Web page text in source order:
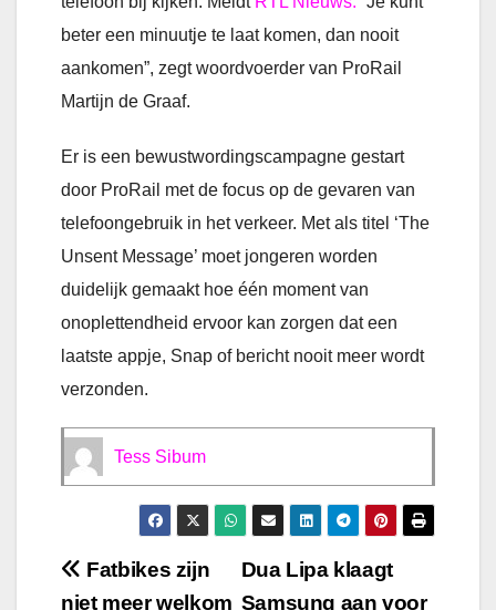
beter een minuutje te laat komen, dan nooit
aankomen”, zegt woordvoerder van ProRail
Martijn de Graaf.
Er is een bewustwordingscampagne gestart
door ProRail met de focus op de gevaren van
telefoongebruik in het verkeer. Met als titel ‘The
Unsent Message’ moet jongeren worden
duidelijk gemaakt hoe één moment van
onoplettendheid ervoor kan zorgen dat een
laatste appje, Snap of bericht nooit meer wordt
verzonden.
Tess Sibum
Bericht
Dua Lipa klaagt
Samsung aan voor
Fatbikes zijn
niet meer welkom